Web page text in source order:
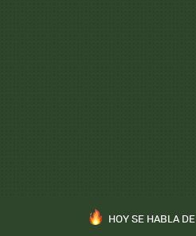
HOY SE HABLA DE